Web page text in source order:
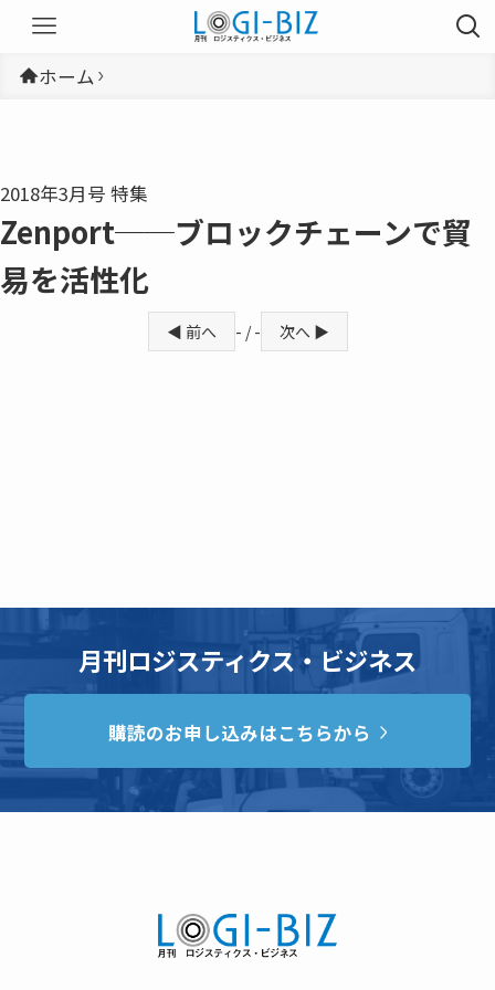
ホーム
2018年3月号 特集
Zenport──ブロックチェーンで貿
易を活性化
◀ 前へ - / - 次へ ▶
月刊ロジスティクス・ビジネス
購読のお申し込みはこちらから